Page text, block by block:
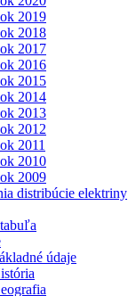
2019
2018
2017
2016
2015
2014
2013
2012
2011
2010
2009
distribúcie elektriny
údaje